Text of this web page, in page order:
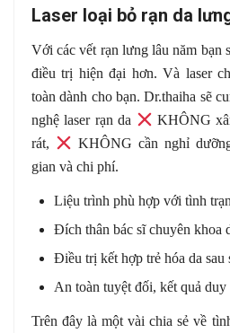
Laser loại bỏ rạn da
Với các vết rạn lưng lâu năm bạn
điều trị hiện đại hơn. Và laser
toàn dành cho bạn. Dr.thaiha sẽ
nghệ laser rạn da
KHÔNG
rát,
KHÔNG cần nghỉ
gian và chi phí.
Liệu trình phù hợp với tình
Đích thân bác sĩ chuyên khoa
Điều trị kết hợp trẻ hóa da sau
An toàn tuyệt đối, kết quả duy
Trên đây là một vài chia sẻ về